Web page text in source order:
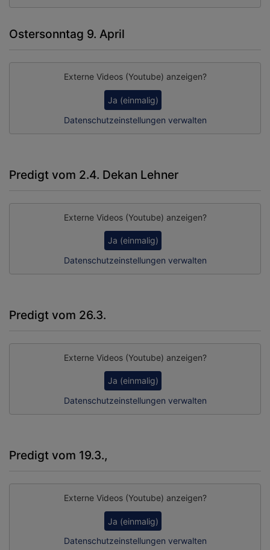
Ostersonntag 9. April
Externe Videos (Youtube) anzeigen?
Ja (einmalig)
Datenschutzeinstellungen verwalten
Predigt vom 2.4. Dekan Lehner
Externe Videos (Youtube) anzeigen?
Ja (einmalig)
Datenschutzeinstellungen verwalten
Predigt vom 26.3.
Externe Videos (Youtube) anzeigen?
Ja (einmalig)
Datenschutzeinstellungen verwalten
Predigt vom 19.3.,
Externe Videos (Youtube) anzeigen?
Ja (einmalig)
Datenschutzeinstellungen verwalten